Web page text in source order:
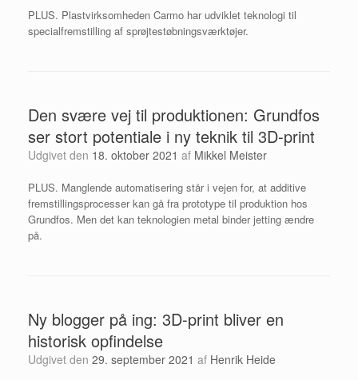
PLUS. Plastvirksomheden Carmo har udviklet teknologi til
specialfremstilling af sprøjtestøbningsværktøjer.
Den svære vej til produktionen: Grundfos
ser stort potentiale i ny teknik til 3D-print
Udgivet den 18. oktober 2021 af Mikkel Meister
PLUS. Manglende automatisering står i vejen for, at ­additive
fremstillingsprocesser kan gå fra prototype til produktion hos
Grundfos. Men det kan teknologien metal ­binder jetting ændre
på.
Ny blogger på ing: 3D-print bliver en
historisk opfindelse
Udgivet den 29. september 2021 af Henrik Heide